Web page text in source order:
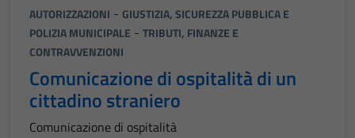
AUTORIZZAZIONI - GIUSTIZIA, SICUREZZA PUBBLICA E
POLIZIA MUNICIPALE - TRIBUTI, FINANZE E
CONTRAVVENZIONI
Comunicazione di ospitalità di un
cittadino straniero
Comunicazione di ospitalità